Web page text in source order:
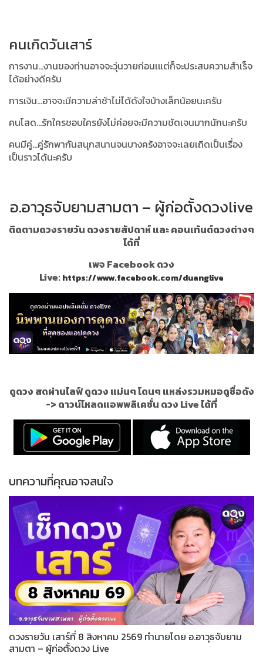
คนเกิดวันเสาร์
การงาน...งานของท่านอาจจะวุ่นวายก่อนเแต่ก็จะประสบความสำเร็จ
ได้อย่างดีครับ
การเงิน...อาจจะมีความล่าช้าไม่ได้ดังใจบ้างเล็กน้อยนะครับ
คนโสด...รักใครชอบใครยังไม่ค่อยจะมีความชัดเจนมากนักนะครับ
คนมีคู่...คู่รักพากันสนุกสนานจนบางคร้งอาจจะเลยเถิดเป็นเรื่อง
เป็นราวได้นะครับ
อ.อาวุธจับยามสามตา – ผู้ก่อตั้งดวงlive
ติดตามดวงรายวัน ดวงรายสัปดาห์ และ คอนเท้นต์ดวงต่างๆ
ได้ที่
เพจ Facebook ดวง
Live:https://www.facebook.com/duanglive
ดูดวง สดผ่านไลฟ์ ดูดวง แม่นๆ โดนๆ แหล่งรวมหมอดูชื่อดัง
-> ดาวน์โหลดแอพพลิเคชั่น ดวง Live ได้ที่
บทความที่คุณอาจสนใจ
ดวงรายวัน เสาร์ที่ 8 สิงหาคม 2569 ทำนายโดย อ.อาวุธจับยาม
สามตา – ผู้ก่อตั้งดวง Live